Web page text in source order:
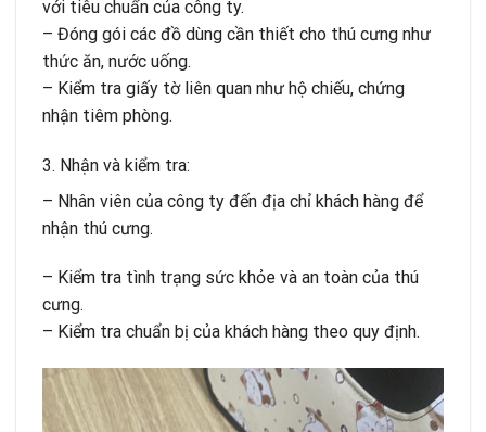
với tiêu chuẩn của công ty.
– Đóng gói các đồ dùng cần thiết cho thú cưng như
thức ăn, nước uống.
– Kiểm tra giấy tờ liên quan như hộ chiếu, chứng
nhận tiêm phòng.
3. Nhận và kiểm tra:
– Nhân viên của công ty đến địa chỉ khách hàng để
nhận thú cưng.
– Kiểm tra tình trạng sức khỏe và an toàn của thú
cưng.
– Kiểm tra chuẩn bị của khách hàng theo quy định.